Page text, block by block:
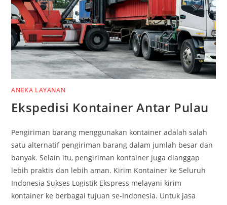
ANEKA LAYANAN
Ekspedisi Kontainer Antar Pulau
Pengiriman barang menggunakan kontainer adalah salah
satu alternatif pengiriman barang dalam jumlah besar dan
banyak. Selain itu, pengiriman kontainer juga dianggap
lebih praktis dan lebih aman. Kirim Kontainer ke Seluruh
Indonesia Sukses Logistik Ekspress melayani kirim
kontainer ke berbagai tujuan se-Indonesia. Untuk jasa